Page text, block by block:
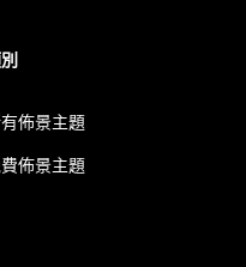
佈景主題
佈景主題